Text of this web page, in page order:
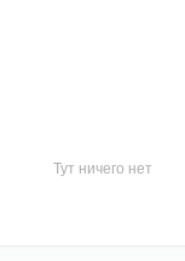
Тут ничего нет